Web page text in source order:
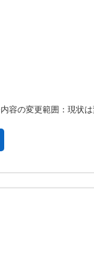
の変更範囲：現状は